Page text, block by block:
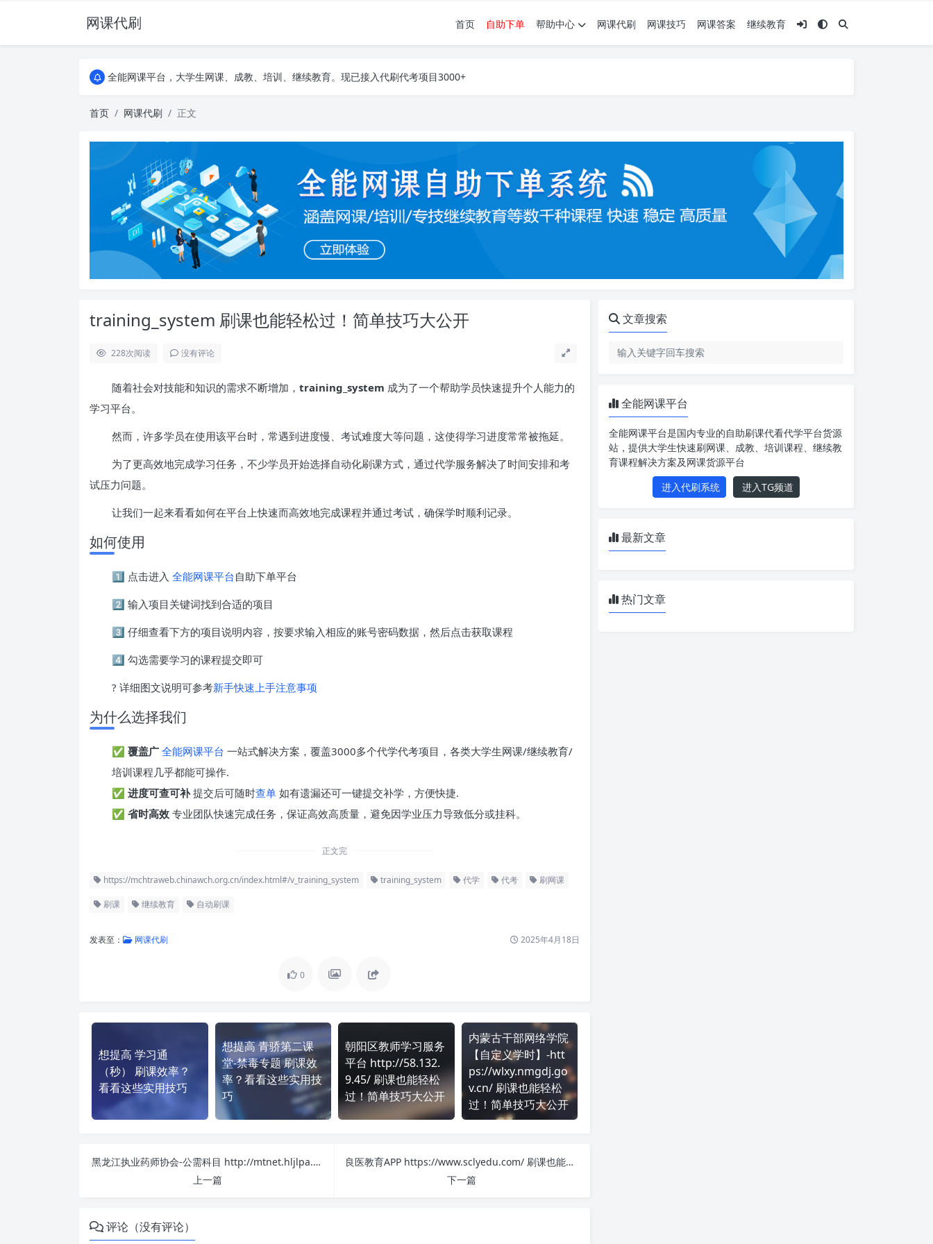
网课代刷 首页 自助下单 帮助中心 网课代刷 网课技巧 网课答案 继续教育
AI论文写作平台，根据真实文献内容生成论文
全能网课平台，大学生网课、成教、培训、继续教育。现已接入代刷代考项目3000+
全能网课平台，大学生网课、成教、培训、继续教育。现已接入代刷代考项目3000+
首页 网课代刷 正文
training_system 刷课也能轻松过！简单技巧大公开
228次阅读 没有评论
随着社会对技能和知识的需求不断增加， training_system 成为了一个帮助学员快速提升个人能力的
学习平台。
然而，许多学员在使用该平台时，常遇到进度慢、考试难度大等问题，这使得学习进度常常被拖延。
为了更高效地完成学习任务，不少学员开始选择自动化刷课方式，通过代学服务解决了时间安排和考
试压力问题。
让我们一起来看看如何在平台上快速而高效地完成课程并通过考试，确保学时顺利记录。
如何使用
1️⃣ 点击进入 全能网课平台自助下单平台
2️⃣ 输入项目关键词找到合适的项目
3️⃣ 仔细查看下方的项目说明内容，按要求输入相应的账号密码数据，然后点击获取课程
4️⃣ 勾选需要学习的课程提交即可
? 详细图文说明可参考新手快速上手注意事项
为什么选择我们
✅ 覆盖广 全能网课平台 一站式解决方案，覆盖3000多个代学代考项目，各类大学生网课/继续教育/
培训课程几乎都能可操作.
✅ 进度可查可补提交后可随时查单 如有遗漏还可一键提交补学，方便快捷.
✅ 省时高效 专业团队快速完成任务，保证高效高质量，避免因学业压力导致低分或挂科。
正文完
https://mchtraweb.chinawch.org.cn/index.html#/v_training_system training_system 代学 代考 刷网课
刷课 继续教育 自动刷课
发表至： 网课代刷 2025年4月18日
0
想提高 学习通
（秒） 刷课效率？
看看这些实用技巧
想提高 青骄第二课
堂-禁毒专题 刷课效
率？看看这些实用技
巧
朝阳区教师学习服务
平台 http://58.132.
9.45/ 刷课也能轻松
过！简单技巧大公开
内蒙古干部网络学院
【自定义学时】-htt
ps://wlxy.nmgdj.go
v.cn/ 刷课也能轻松
过！简单技巧大公开
黑龙江执业药师协会-公需科目 http://mtnet.hljlpa.com/login 课程学习无压力！教你高效刷题技巧
上一篇
良医教育APP https://www.sclyedu.com/ 刷课也能轻松过！简单技巧大公开
下一篇
评论（没有评论）
文章搜索
全能网课平台
全能网课平台是国内专业的自助刷课代看代学平台货源
站，提供大学生快速刷网课、成教、培训课程、继续教
育课程解决方案及网课货源平台
进入代刷系统
进入TG频道
最新文章
热门文章